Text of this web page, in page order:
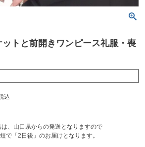
ットと前開きワンピース礼服・喪
込
は、山口県からの発送となりますので
で「 2日後 」のお届けとなります。